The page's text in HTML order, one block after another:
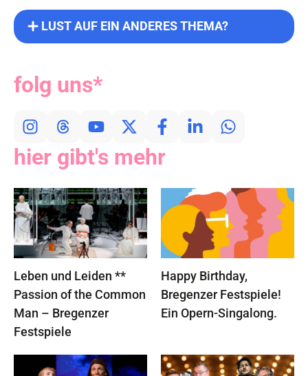
hier gibt's mehr
Leben und Leiden **
Passion of the Common
Man – Bregenzer
Festspiele
Happy Birthday,
Bregenzer Festspiele!
Ein Opern-Singalong.
folg uns*
LUST AUF EIN ANDERES THEMA?